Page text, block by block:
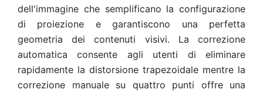
dell'immagine che semplificano la configurazione
di proiezione e garantiscono una perfetta
geometria dei contenuti visivi. La correzione
automatica consente agli utenti di eliminare
rapidamente la distorsione trapezoidale mentre la
correzione manuale su quattro punti offre una